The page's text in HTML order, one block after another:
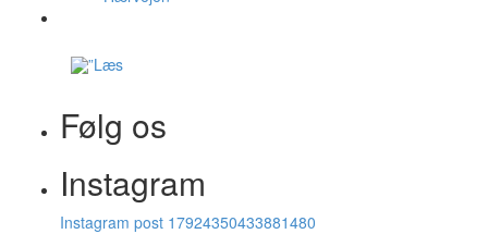
Følg os
Instagram
Instagram post 17924350433881480